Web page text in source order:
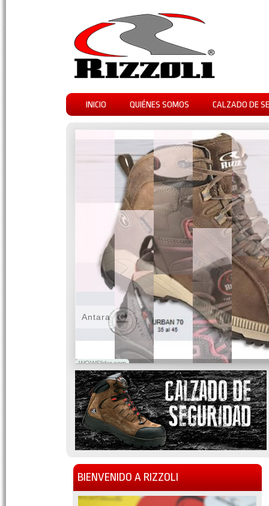
INICIO QUIÉNES SOMOS CALZADO DE
WOWSlider.com
Antara
BIENVENIDO A RIZZOLI